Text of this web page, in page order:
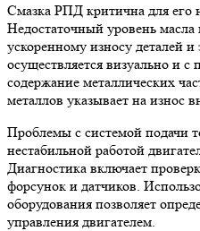
Смазка РПД критична для его
Недостаточный уровень масла
ускоренному износу деталей
осуществляется визуально и
содержание металлических
металлов указывает на износ
Проблемы с системой подачи
нестабильной работой
Диагностика включает
форсунок и датчиков.
оборудования позволяет
управления двигателем.